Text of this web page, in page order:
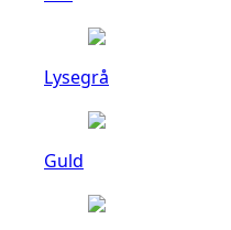
Lysegrå
Guld